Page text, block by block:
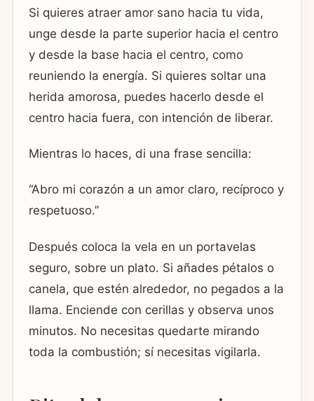
Si quieres atraer amor sano hacia tu vida,
unge desde la parte superior hacia el centro
y desde la base hacia el centro, como
reuniendo la energía. Si quieres soltar una
herida amorosa, puedes hacerlo desde el
centro hacia fuera, con intención de liberar.
Mientras lo haces, di una frase sencilla:
“Abro mi corazón a un amor claro, recíproco y
respetuoso.”
Después coloca la vela en un portavelas
seguro, sobre un plato. Si añades pétalos o
canela, que estén alrededor, no pegados a la
llama. Enciende con cerillas y observa unos
minutos. No necesitas quedarte mirando
toda la combustión; sí necesitas vigilarla.